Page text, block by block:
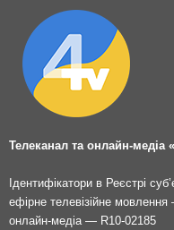
Телеканал та онлайн-медіа
Ідентифікатори в Реєстрі
ефірне телевізійне
онлайн-медіа — R10-02185